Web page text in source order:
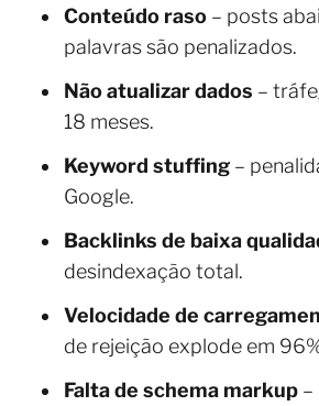
Conteúdo raso – posts
palavras são penalizados.
Não atualizar dados –
18 meses.
Keyword stuffing –
Google.
Backlinks de baixa
desindexação total.
Velocidade de
de rejeição explode em
Falta de schema markup –